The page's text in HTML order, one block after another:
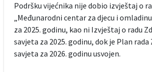
Podršku vijećnika nije dobio izvještaj o
„Međunarodni centar za djecu i
za 2025. godinu, kao ni Izvještaj o radu
savjeta za 2025. godinu, dok je Plan
savjeta za 2026. godinu usvojen.